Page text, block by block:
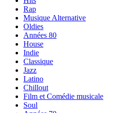
Rap
Musique Alternative
Oldies
Années 80
House
Indie
Classique
Jazz
Latino
Chillout
Film et Comédie musicale
Soul